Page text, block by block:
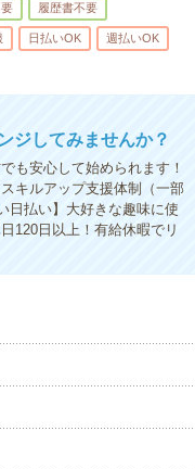
履歴書不要
日払いOK 週払いOK
ジしてみませんか？
も安心して始められます！
キルアップ支援体制（一部
日払い】大好きな趣味に使
120日以上！有給休暇でリ